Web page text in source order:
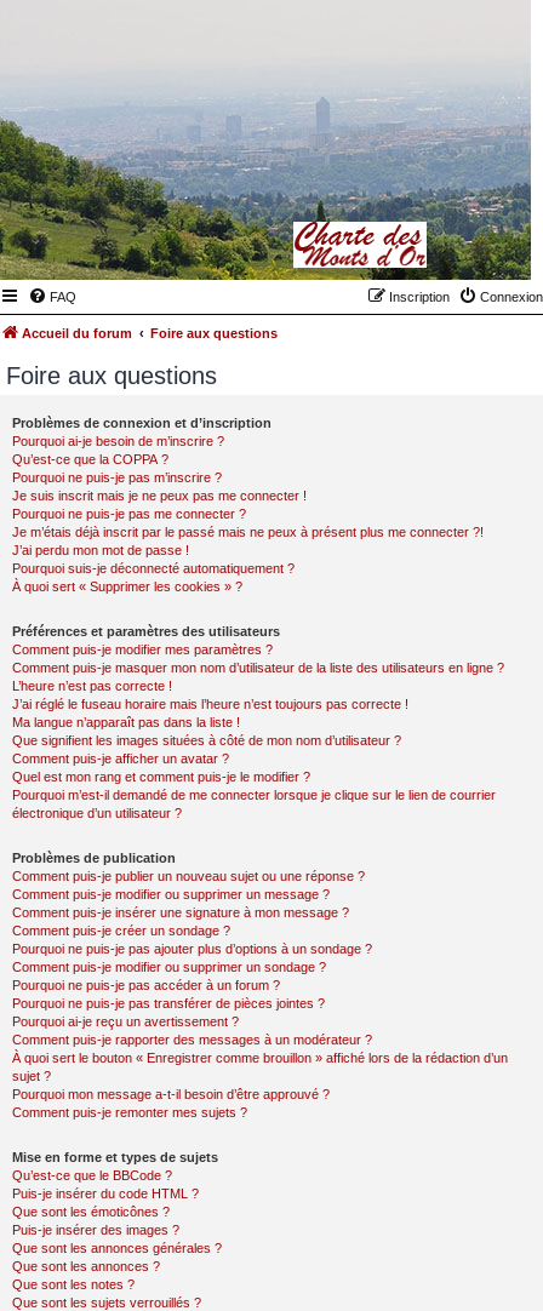
FAQ Connexion
Inscription
Accueil du forum Foire aux questions
Foire aux questions
Problèmes de connexion et d’inscription
Pourquoi ai-je besoin de m’inscrire ?
Qu’est-ce que la COPPA ?
Pourquoi ne puis-je pas m’inscrire ?
Je suis inscrit mais je ne peux pas me connecter !
Pourquoi ne puis-je pas me connecter ?
Je m’étais déjà inscrit par le passé mais ne peux à présent plus me connecter ?!
J’ai perdu mon mot de passe !
Pourquoi suis-je déconnecté automatiquement ?
À quoi sert « Supprimer les cookies » ?
Préférences et paramètres des utilisateurs
Comment puis-je modifier mes paramètres ?
Comment puis-je masquer mon nom d’utilisateur de la liste des utilisateurs en ligne ?
L’heure n’est pas correcte !
J’ai réglé le fuseau horaire mais l’heure n’est toujours pas correcte !
Ma langue n’apparaît pas dans la liste !
Que signifient les images situées à côté de mon nom d’utilisateur ?
Comment puis-je afficher un avatar ?
Quel est mon rang et comment puis-je le modifier ?
Pourquoi m’est-il demandé de me connecter lorsque je clique sur le lien de courrier
électronique d’un utilisateur ?
Problèmes de publication
Comment puis-je publier un nouveau sujet ou une réponse ?
Comment puis-je modifier ou supprimer un message ?
Comment puis-je insérer une signature à mon message ?
Comment puis-je créer un sondage ?
Pourquoi ne puis-je pas ajouter plus d’options à un sondage ?
Comment puis-je modifier ou supprimer un sondage ?
Pourquoi ne puis-je pas accéder à un forum ?
Pourquoi ne puis-je pas transférer de pièces jointes ?
Pourquoi ai-je reçu un avertissement ?
Comment puis-je rapporter des messages à un modérateur ?
À quoi sert le bouton « Enregistrer comme brouillon » affiché lors de la rédaction d’un
sujet ?
Pourquoi mon message a-t-il besoin d’être approuvé ?
Comment puis-je remonter mes sujets ?
Mise en forme et types de sujets
Qu’est-ce que le BBCode ?
Puis-je insérer du code HTML ?
Que sont les émoticônes ?
Puis-je insérer des images ?
Que sont les annonces générales ?
Que sont les annonces ?
Que sont les notes ?
Que sont les sujets verrouillés ?